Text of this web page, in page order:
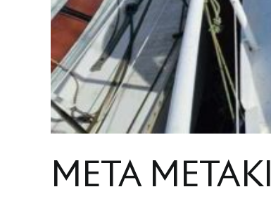
META